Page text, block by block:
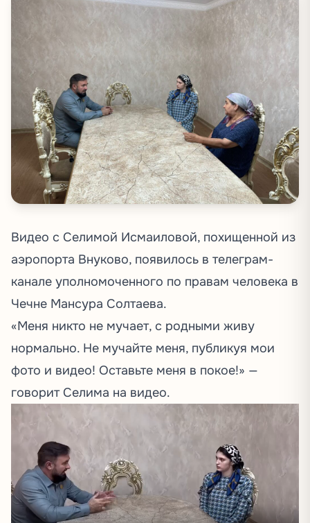
Видео с Селимой Исмаиловой, похищенной из
аэропорта Внуково, появилось в телеграм-
канале уполномоченного по правам человека в
Чечне Мансура Солтаева.
«Меня никто не мучает, с родными живу
нормально. Не мучайте меня, публикуя мои
фото и видео! Оставьте меня в покое!» —
говорит Селима на видео.